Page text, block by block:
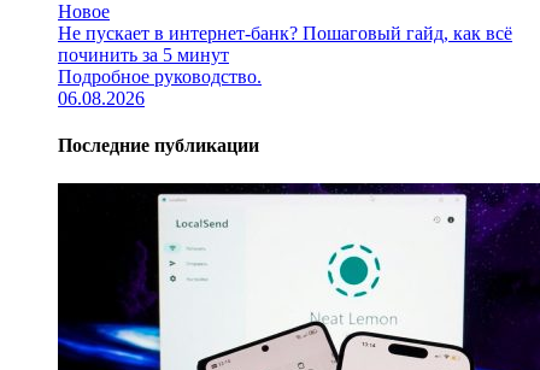
Новое
Не пускает в интернет-банк? Пошаговый гайд, как всё
починить за 5 минут
Подробное руководство.
06.08.2026
Последние публикации